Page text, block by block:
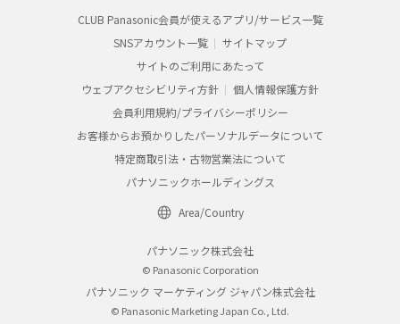
CLUB Panasonic会員が使えるアプリ/サービス一覧
SNSアカウント一覧
サイトマップ
サイトのご利用にあたって
ウェブアクセシビリティ方針
個人情報保護方針
会員利用規約/プライバシーポリシー
お客様からお預かりしたパーソナルデータについて
特定商取引法・古物営業法について
パナソニックホールディングス
Area/Country
パナソニック株式会社
© Panasonic Corporation
パナソニック マーケティング ジャパン株式会社
© Panasonic Marketing Japan Co., Ltd.